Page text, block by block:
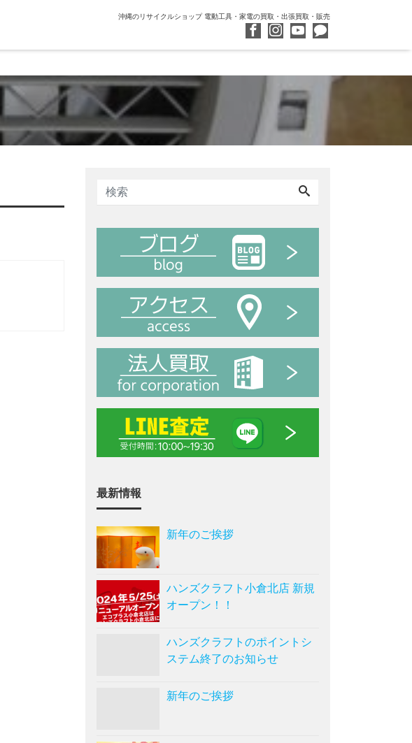
沖縄のリサイクルショップ 電動工具・家電の買取・出張買取・販売
最新情報
新年のご挨拶
ハンズクラフト小倉北店 新規
オープン！！
ハンズクラフトのポイントシ
ステム終了のお知らせ
新年のご挨拶